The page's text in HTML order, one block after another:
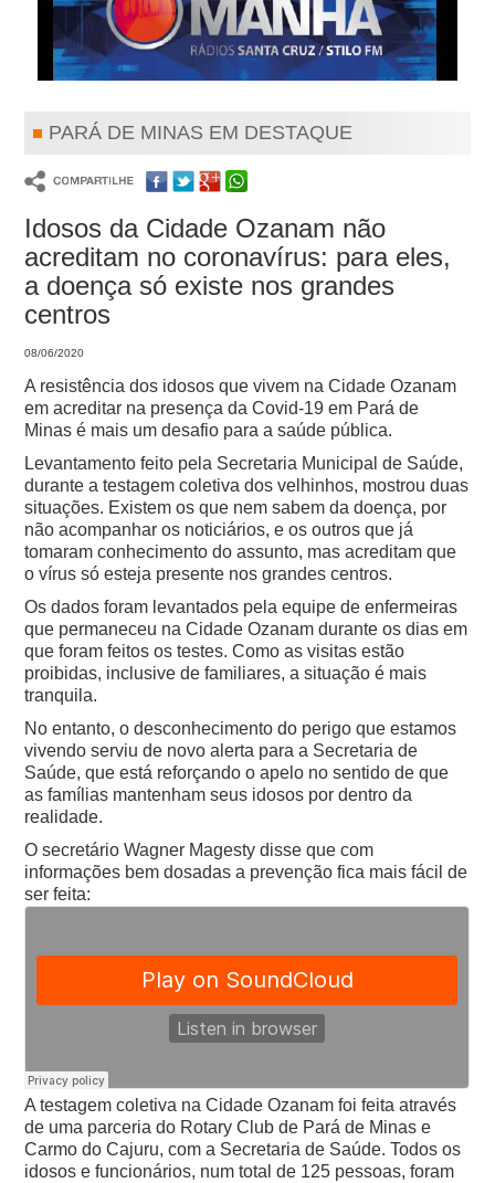
PARÁ DE MINAS EM DESTAQUE
Idosos da Cidade Ozanam não
acreditam no coronavírus: para eles,
a doença só existe nos grandes
centros
08/06/2020
A resistência dos idosos que vivem na Cidade Ozanam
em acreditar na presença da Covid-19 em Pará de
Minas é mais um desafio para a saúde pública.
Levantamento feito pela Secretaria Municipal de Saúde,
durante a testagem coletiva dos velhinhos, mostrou duas
situações. Existem os que nem sabem da doença, por
não acompanhar os noticiários, e os outros que já
tomaram conhecimento do assunto, mas acreditam que
o vírus só esteja presente nos grandes centros.
Os dados foram levantados pela equipe de enfermeiras
que permaneceu na Cidade Ozanam durante os dias em
que foram feitos os testes. Como as visitas estão
proibidas, inclusive de familiares, a situação é mais
tranquila.
No entanto, o desconhecimento do perigo que estamos
vivendo serviu de novo alerta para a Secretaria de
Saúde, que está reforçando o apelo no sentido de que
as famílias mantenham seus idosos por dentro da
realidade.
O secretário Wagner Magesty disse que com
informações bem dosadas a prevenção fica mais fácil de
ser feita:
A testagem coletiva na Cidade Ozanam foi feita através
de uma parceria do Rotary Club de Pará de Minas e
Carmo do Cajuru, com a Secretaria de Saúde.Todos os
idosos e funcionários, num total de 125 pessoas, foram